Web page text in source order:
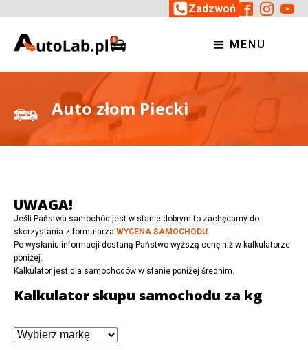
Zadzwoń
MENU
Auto złom Piecki
UWAGA!
Jeśli Państwa samochód jest w stanie dobrym to zachęcamy do
skorzystania z formularza WYCENA SAMOCHODU.
Po wysłaniu informacji dostaną Państwo wyższą cenę niż w kalkulatorze
poniżej.
Kalkulator jest dla samochodów w stanie poniżej średnim.
Kalkulator skupu samochodu za kg